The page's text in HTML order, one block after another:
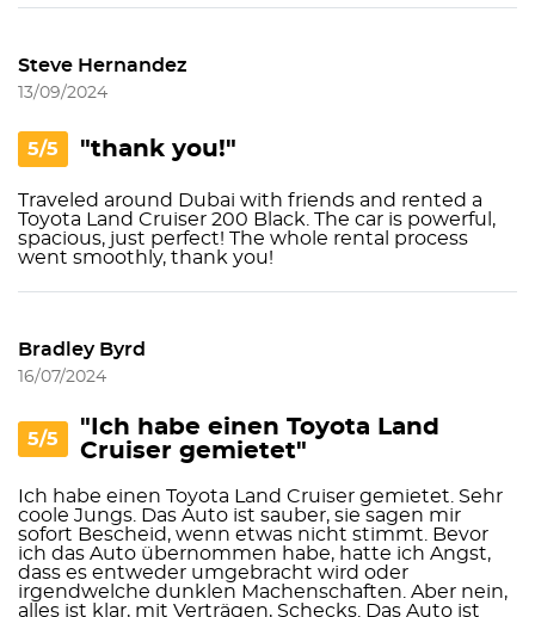
Steve Hernandez
13/09/2024
5/5 "thank you!"
Traveled around Dubai with friends and rented a
Toyota Land Cruiser 200 Black. The car is powerful,
spacious, just perfect! The whole rental process
went smoothly, thank you!
Bradley Byrd
16/07/2024
5/5
"Ich habe einen Toyota Land
Cruiser gemietet"
Ich habe einen Toyota Land Cruiser gemietet. Sehr
coole Jungs. Das Auto ist sauber, sie sagen mir
sofort Bescheid, wenn etwas nicht stimmt. Bevor
ich das Auto übernommen habe, hatte ich Angst,
dass es entweder umgebracht wird oder
irgendwelche dunklen Machenschaften. Aber nein,
alles ist klar, mit Verträgen, Schecks. Das Auto ist